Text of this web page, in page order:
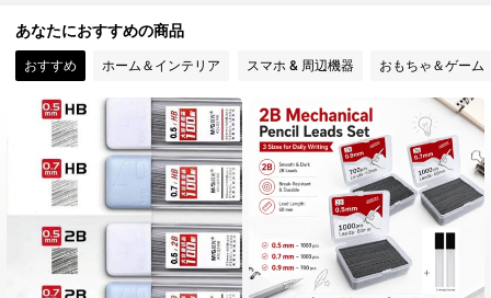
1.4K フォロワー
4.92 1.4K フォロワー
4.92 1.4K フォロワー
4.92 1.4K フォロワー
あなたにおすすめの商品
おすすめ ホーム＆インテリア スマホ & 周辺機器 おもちゃ＆ゲーム